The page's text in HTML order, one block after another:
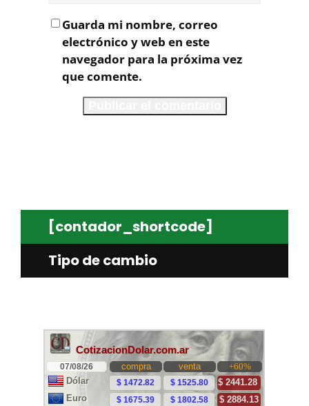
Guarda mi nombre, correo
electrónico y web en este
navegador para la próxima vez
que comente.
[contador_shortcode]
Tipo de cambio